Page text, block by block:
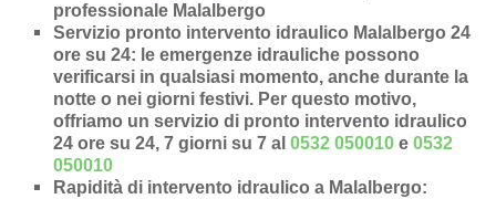
professionale Malalbergo
Servizio pronto intervento idraulico Malalbergo 24
ore su 24: le emergenze idrauliche possono
verificarsi in qualsiasi momento, anche durante la
notte o nei giorni festivi. Per questo motivo,
offriamo un servizio di pronto intervento idraulico
24 ore su 24, 7 giorni su 7 al0532 050010 e0532
050010
Rapidità di intervento idraulico a Malalbergo: